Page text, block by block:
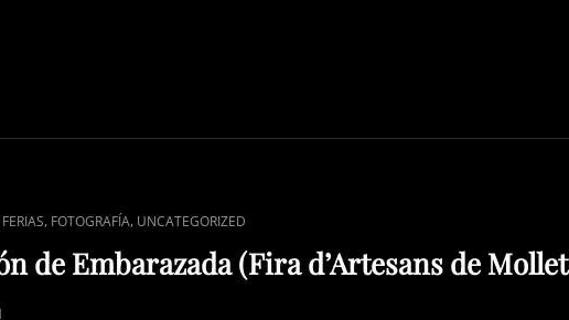
FERIAS, FOTOGRAFÍA, UNCATEGORIZED
de Embarazada (Fira d’Artesans de Mollet